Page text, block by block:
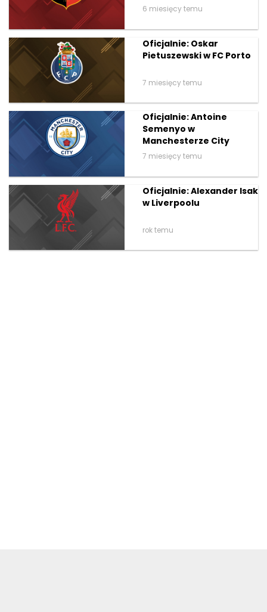
6 miesięcy temu
Oficjalnie: Oskar
Pietuszewski w FC Porto
7 miesięcy temu
Oficjalnie: Antoine
Semenyo w
Manchesterze City
7 miesięcy temu
Oficjalnie: Alexander Isak
w Liverpoolu
rok temu